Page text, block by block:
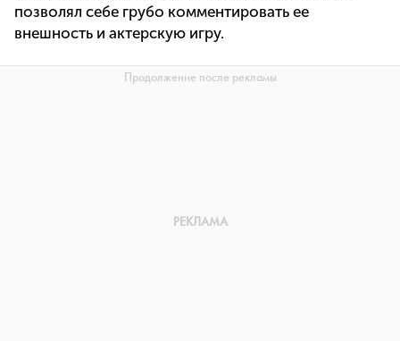
позволял себе грубо комментировать ее
внешность и актерскую игру.